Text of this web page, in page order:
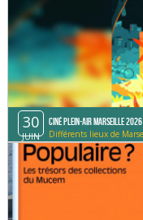
30
JUIN
Ciné Plein-Air Marseille 2026
Différents lieux de